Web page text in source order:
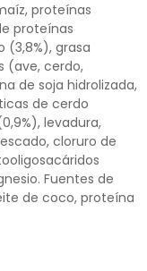
proteínas
proteínas
grasa
(ave, cerdo,
de soja hidrolizada,
de cerdo
levadura,
cloruro de
Fuentes de
de coco, proteína